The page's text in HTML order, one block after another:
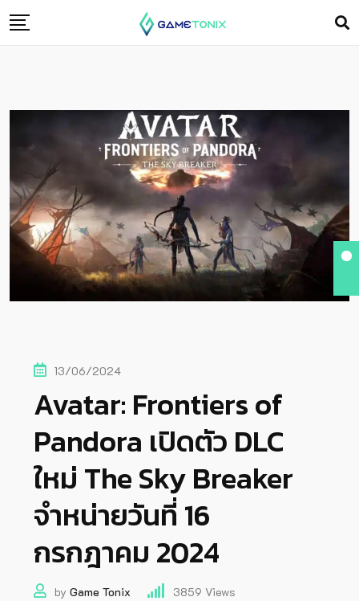
13/06/2024
Avatar: Frontiers of
Pandora เปิดตัว DLC
ใหม่ The Sky Breaker
จำหน่ายวันที่ 16
กรกฎาคม 2024
by Game Tonix 3859 Views